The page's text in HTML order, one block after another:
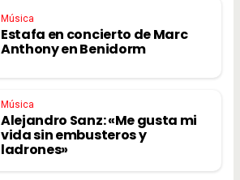
Música
Estafa en concierto de Marc
Anthony en Benidorm
Música
Alejandro Sanz: «Me gusta mi
vida sin embusteros y
ladrones»